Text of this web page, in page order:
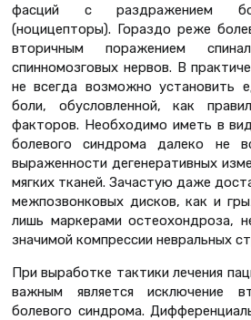
фасций с раздражением
(ноцицепторы). Гораздо реже
вторичным поражением
спинномозговых нервов. В
не всегда возможно установить
боли, обусловленной, как
факторов. Необходимо иметь в
болевого синдрома далеко не
выраженности дегенеративных
мягких тканей. Зачастую даже
межпозвонковых дисков, как и
лишь маркерами остеохондроза,
значимой компрессии невральных
При выработке тактики лечения
важным является исключение
болевого синдрома.